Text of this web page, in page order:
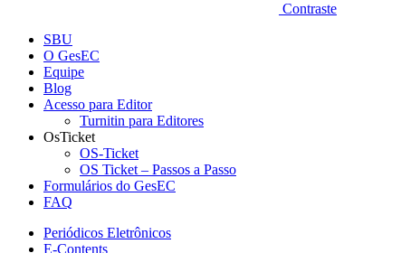
Contraste
SBU
O GesEC
Equipe
Blog
Acesso para Editor
Turnitin para Editores
OsTicket
OS-Ticket
OS Ticket – Passos a Passo
Formulários do GesEC
FAQ
Periódicos Eletrônicos
E-Contents